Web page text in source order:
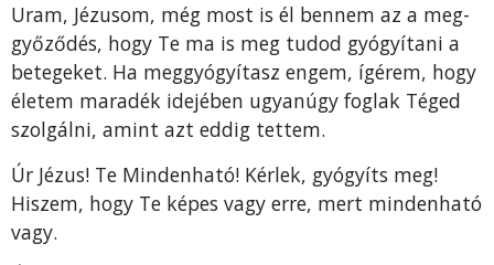
Uram, Jézusom, még most is él bennem az a meg­
győződés, hogy Te ma is meg tudod gyógyítani a
betegeket. Ha meggyógyítasz engem, ígérem, hogy
életem maradék idejében ugyanúgy foglak Téged
szolgálni, amint azt eddig tettem.
Úr Jézus! Te Mindenható! Kérlek, gyógyíts meg!
Hiszem, hogy Te képes vagy erre, mert mindenható
vagy.